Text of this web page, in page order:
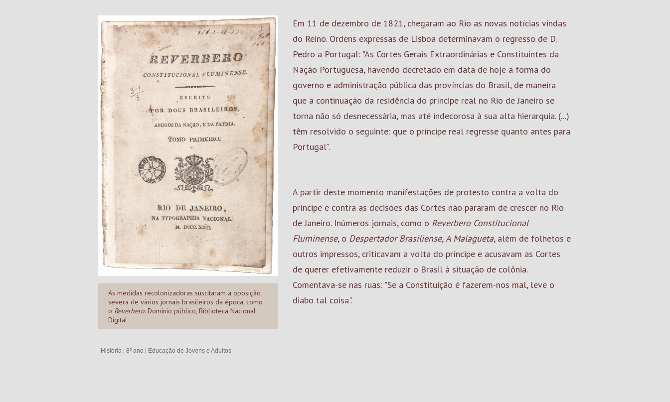
As medidas recolonizadoras suscitaram a oposição
severa de vários jornais brasileiros da época, como
o Reverbero. Domínio público, Biblioteca Nacional
Digital
Em 11 de dezembro de 1821, chegaram ao Rio as novas notícias vindas
do Reino. Ordens expressas de Lisboa determinavam o regresso de D.
Pedro a Portugal: "As Cortes Gerais Extraordinárias e Constituintes da
Nação Portuguesa, havendo decretado em data de hoje a forma do
governo e administração pública das províncias do Brasil, de maneira
que a continuação da residência do príncipe real no Rio de Janeiro se
torna não só desnecessária, mas até indecorosa à sua alta hierarquia. (...)
têm resolvido o seguinte: que o príncipe real regresse quanto antes para
Portugal".
A partir deste momento manifestações de protesto contra a volta do
príncipe e contra as decisões das Cortes não pararam de crescer no Rio
de Janeiro. Inúmeros jornais, como o Reverbero Constitucional
Fluminense, o Despertador Brasiliense,A Malagueta, além de folhetos e
outros impressos, criticavam a volta do príncipe e acusavam as Cortes
de querer efetivamente reduzir o Brasil à situação de colônia.
Comentava-se nas ruas: "Se a Constituição é fazerem-nos mal, leve o
diabo tal coisa".
História 8º ano Educação de Jovens e Adultos